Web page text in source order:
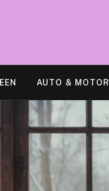
AUTO & MOTOR